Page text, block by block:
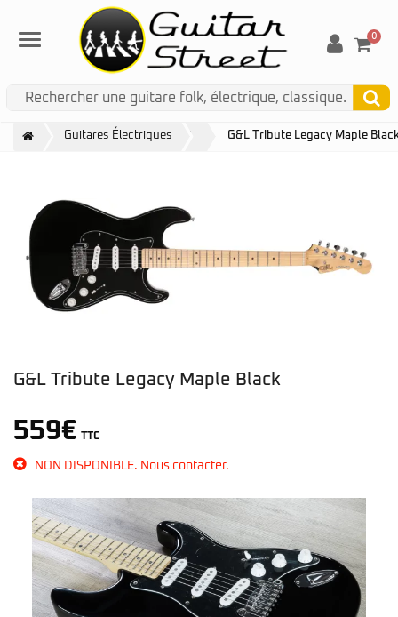
Menu 0
Guitares Électriques G&L G&L Tribute Legacy Maple
G&L Tribute Legacy Maple Black
559€ TTC
NON DISPONIBLE. Nous contacter.